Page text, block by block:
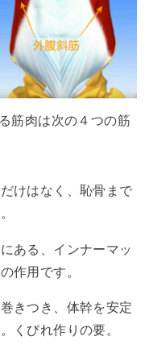
筋肉は次の４つの筋
けはなく、恥骨まで
ある、インナーマッ
作用です。
きつき、体幹を安定
くびれ作りの要。